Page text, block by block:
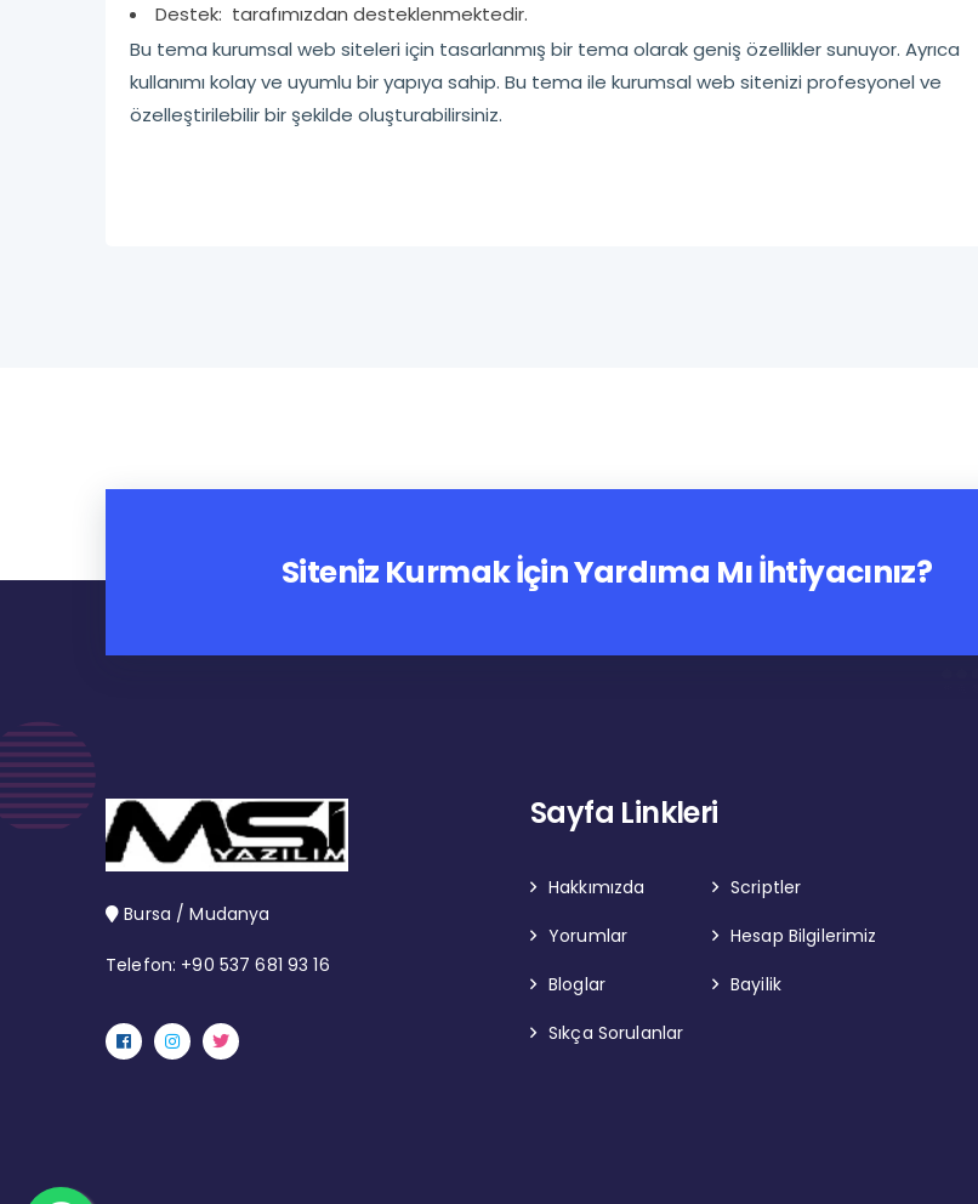
Destek: tarafımızdan desteklenmektedir.
Bu tema kurumsal web siteleri için tasarlanmış bir tema olarak geniş özellikler sunuyor. Ayrıca
kullanımı kolay ve uyumlu bir yapıya sahip. Bu tema ile kurumsal web sitenizi profesyonel ve
özelleştirilebilir bir şekilde oluşturabilirsiniz.
Siteniz Kurmak İçin Yardıma Mı İhtiyacınız?
Bursa / Mudanya
Telefon: +90 537 681 93 16
Sayfa Linkleri
Hakkımızda
Scriptler
Yorumlar
Hesap Bilgilerimiz
Bloglar
Bayilik
Sıkça Sorulanlar